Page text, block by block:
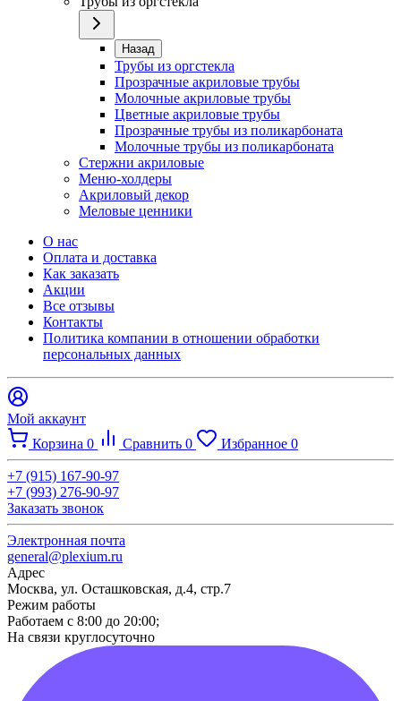
Назад
Трубы из оргстекла
Прозрачные акриловые трубы
Молочные акриловые трубы
Цветные акриловые трубы
Прозрачные трубы из поликарбоната
Молочные трубы из поликарбоната
Стержни акриловые
Меню-холдеры
Акриловый декор
Меловые ценники
О нас
Оплата и доставка
Как заказать
Акции
Все отзывы
Контакты​
Политика компании в отношении обработки
персональных данных
Мой аккаунт
Корзина 0 Сравнить 0 Избранное 0
+7 (915) 167-90-97
+7 (993) 276-90-97
Заказать звонок
Электронная почта
general@plexium.ru
Адрес
Москва, ул. Осташковская, д.4, стр.7
Режим работы
Работаем с 8:00 до 20:00;
На связи круглосуточно